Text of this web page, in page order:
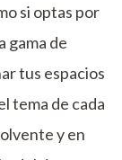
si optas por
gama de
tus espacios
tema de cada
y en